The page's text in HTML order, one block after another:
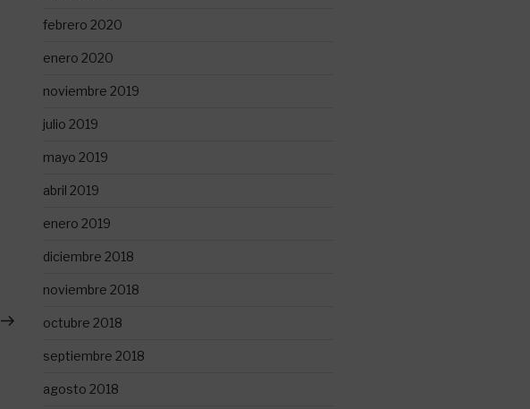
Siguiente
entrada
febrero 2020
enero 2020
noviembre 2019
julio 2019
mayo 2019
abril 2019
enero 2019
diciembre 2018
noviembre 2018
octubre 2018
septiembre 2018
agosto 2018